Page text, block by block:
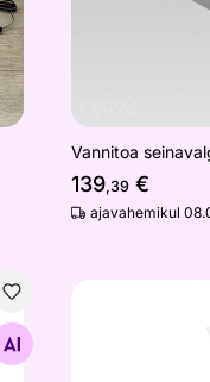
Vannitoa
139,39€
ajavahemikul
Põrandalamp